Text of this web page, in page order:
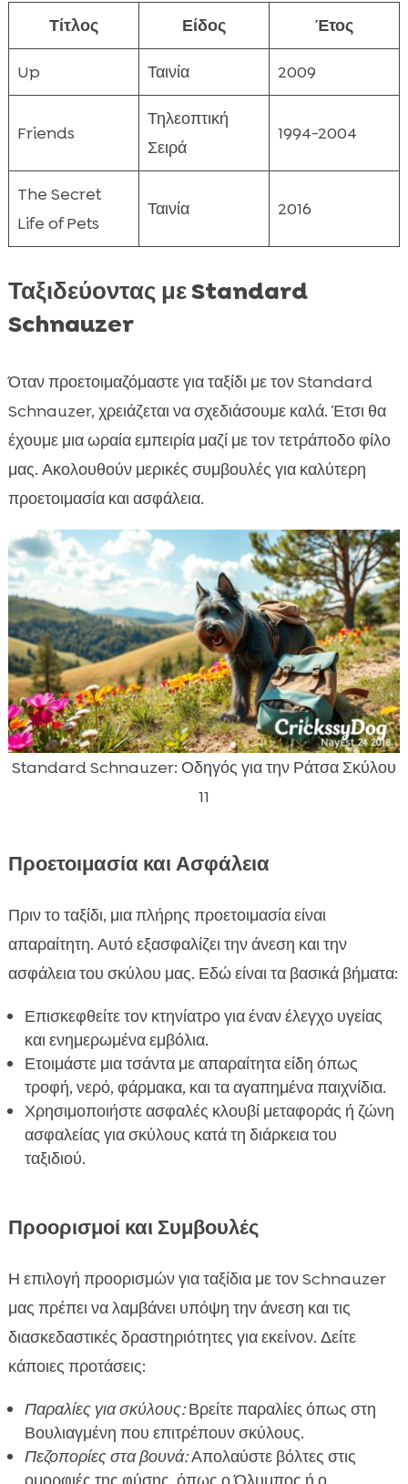
Τίτλος Είδος Έτος
Up Ταινία 2009
Friends
Τηλεοπτική
Σειρά
1994-2004
The Secret
Life of Pets
Ταινία 2016
Ταξιδεύοντας με Standard
Schnauzer
Όταν προετοιμαζόμαστε για ταξίδι με τον Standard
Schnauzer, χρειάζεται να σχεδιάσουμε καλά. Έτσι θα
έχουμε μια ωραία εμπειρία μαζί με τον τετράποδο φίλο
μας. Ακολουθούν μερικές συμβουλές για καλύτερη
προετοιμασία και ασφάλεια.
Standard Schnauzer: Οδηγός για την Ράτσα Σκύλου
11
Προετοιμασία και Ασφάλεια
Πριν το ταξίδι, μια πλήρης προετοιμασία είναι
απαραίτητη. Αυτό εξασφαλίζει την άνεση και την
ασφάλεια του σκύλου μας. Εδώ είναι τα βασικά βήματα:
Επισκεφθείτε τον κτηνίατρο για έναν έλεγχο υγείας
και ενημερωμένα εμβόλια.
Ετοιμάστε μια τσάντα με απαραίτητα είδη όπως
τροφή, νερό, φάρμακα, και τα αγαπημένα παιχνίδια.
Χρησιμοποιήστε ασφαλές κλουβί μεταφοράς ή ζώνη
ασφαλείας για σκύλους κατά τη διάρκεια του
ταξιδιού.
Προορισμοί και Συμβουλές
Η επιλογή προορισμών για ταξίδια με τον Schnauzer
μας πρέπει να λαμβάνει υπόψη την άνεση και τις
διασκεδαστικές δραστηριότητες για εκείνον. Δείτε
κάποιες προτάσεις:
Παραλίες για σκύλους:Βρείτε παραλίες όπως στη
Βουλιαγμένη που επιτρέπουν σκύλους.
Πεζοπορίες στα βουνά:Απολαύστε βόλτες στις